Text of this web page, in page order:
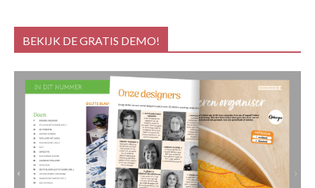
BEKIJK DE GRATIS DEMO!